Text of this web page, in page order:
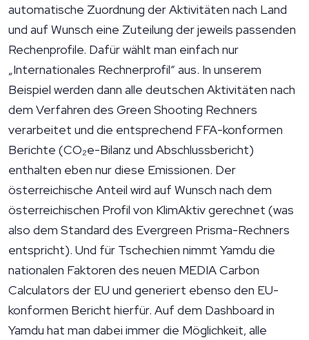
automatische Zuordnung der Aktivitäten nach Land
und auf Wunsch eine Zuteilung der jeweils passenden
Rechenprofile. Dafür wählt man einfach nur
„Internationales Rechnerprofil“ aus. In unserem
Beispiel werden dann alle deutschen Aktivitäten nach
dem Verfahren des Green Shooting Rechners
verarbeitet und die entsprechend FFA-konformen
Berichte (CO₂e-Bilanz und Abschlussbericht)
enthalten eben nur diese Emissionen. Der
österreichische Anteil wird auf Wunsch nach dem
österreichischen Profil von KlimAktiv gerechnet (was
also dem Standard des Evergreen Prisma-Rechners
entspricht). Und für Tschechien nimmt Yamdu die
nationalen Faktoren des neuen MEDIA Carbon
Calculators der EU und generiert ebenso den EU-
konformen Bericht hierfür. Auf dem Dashboard in
Yamdu hat man dabei immer die Möglichkeit, alle